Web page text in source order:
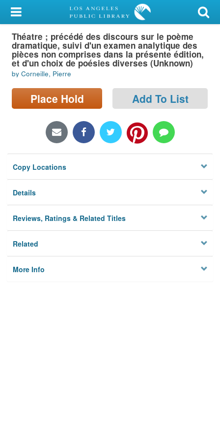
My Account
Library Card
Sign In
Search
Locations/Hours (external
Théatre ; précédé des discours sur le poème
dramatique, suivi d'un examen analytique des
pièces non comprises dans la présente édition,
et d'un choix de poésies diverses (Unknown)
by Corneille, Pierre
Place Hold Add To List
Copy Locations
Details
Reviews, Ratings & Related Titles
Related
More Info